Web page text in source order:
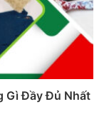
Gì Đầy Đủ Nhất